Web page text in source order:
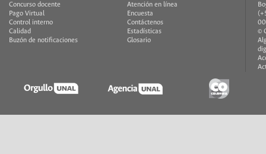
Concurso docente
Pago Virtual
Control interno
Calidad
Buzón de notificaciones
Atención en línea
Encuesta
Contáctenos
Estadísticas
Glosario
©